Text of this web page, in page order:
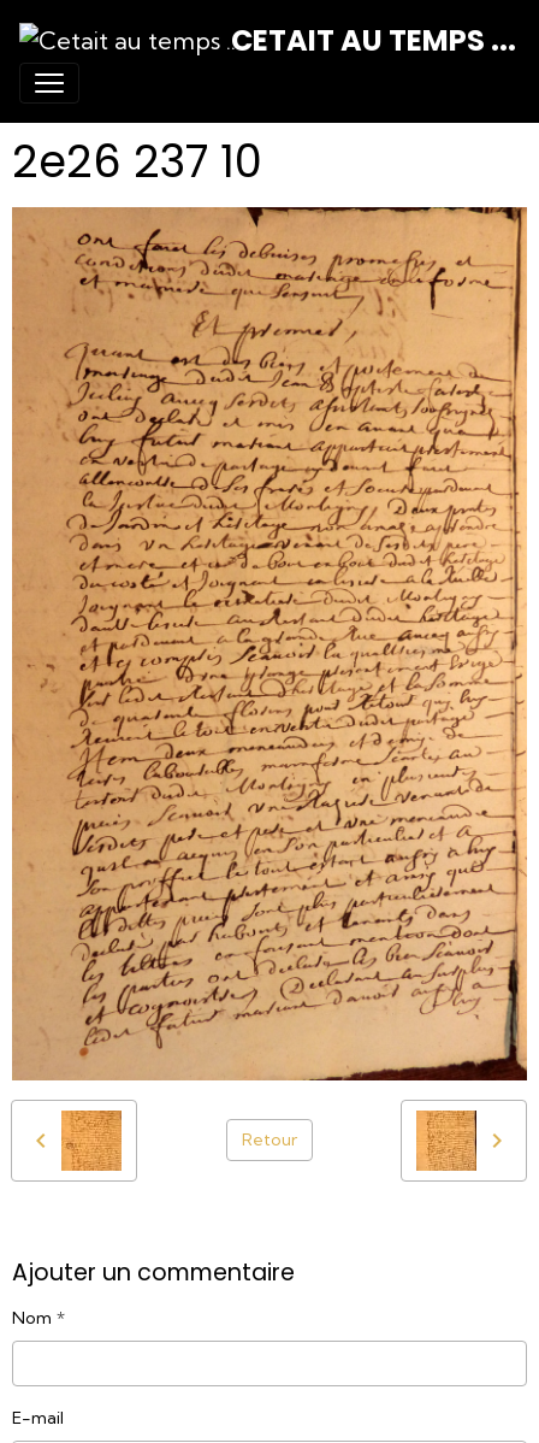
CETAIT AU TEMPS ...
2e26 237 10
Retour
Ajouter un commentaire
Nom
E-mail